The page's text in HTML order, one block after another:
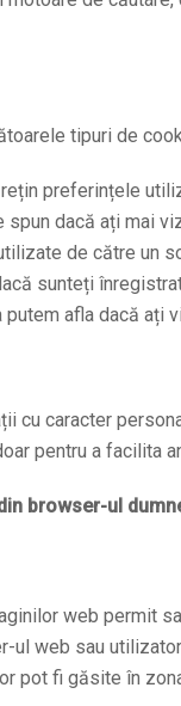
tipuri de
preferințele
dacă ați mai
de către un
sunteți
afla dacă ați
cu caracter
pentru a facilita
browser-ul
web permit
ul web sau
pot fi găsite în